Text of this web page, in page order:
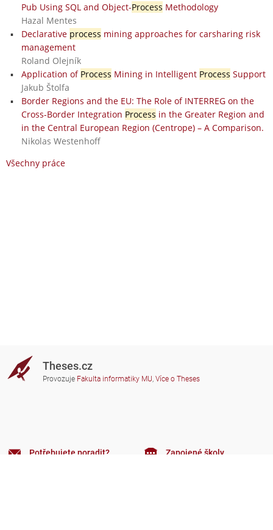
Pub Using SQL and Object-Process Methodology
Hazal Mentes
Declarative process mining approaches for carsharing risk
management
Roland Olejník
Application of Process Mining in Intelligent Process Support
Jakub Štolfa
Border Regions and the EU: The Role of INTERREG on the
Cross-Border Integration Process in the Greater Region and
in the Central European Region (Centrope) – A Comparison.
Nikolas Westenhoff
Všechny práce
Theses.cz
Provozuje Fakulta informatiky MU, Více o Theses
Potřebujete poradit? Zapojené školy